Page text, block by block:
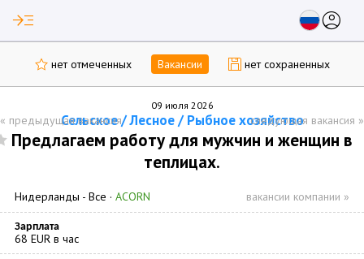
read_more account_circle
нет отмеченных Вакансии нет сохраненных
09 июля 2026
« предыдущая вакансия
Сельское / Лесное / Рыбное хозяйствоследующая вакансия »
Предлагаем работу для мужчин и женщин в
теплицах.
Нидерланды - Все · ACORN вакансии компании »
Зарплата
68 EUR в час